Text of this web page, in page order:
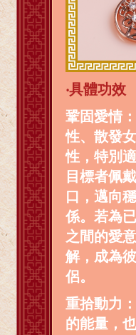
‧具體功效
鞏固愛情
性、散發
性，特別
目標者佩
口，邁向
係。若為
之間的愛
解，成為
侶。
重拾動力
的能量，